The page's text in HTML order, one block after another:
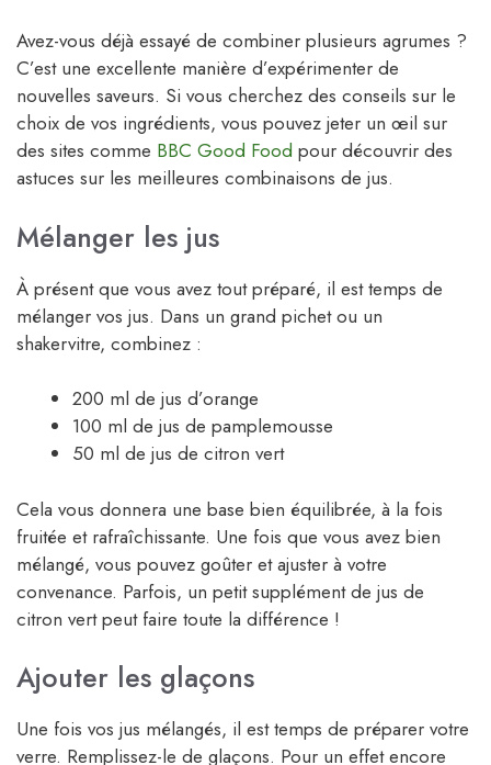
Avez-vous déjà essayé de combiner plusieurs agrumes ?
C’est une excellente manière d’expérimenter de
nouvelles saveurs. Si vous cherchez des conseils sur le
choix de vos ingrédients, vous pouvez jeter un œil sur
des sites comme BBC Good Food pour découvrir des
astuces sur les meilleures combinaisons de jus.
Mélanger les jus
À présent que vous avez tout préparé, il est temps de
mélanger vos jus. Dans un grand pichet ou un
shakervitre, combinez :
200 ml de jus d’orange
100 ml de jus de pamplemousse
50 ml de jus de citron vert
Cela vous donnera une base bien équilibrée, à la fois
fruitée et rafraîchissante. Une fois que vous avez bien
mélangé, vous pouvez goûter et ajuster à votre
convenance. Parfois, un petit supplément de jus de
citron vert peut faire toute la différence !
Ajouter les glaçons
Une fois vos jus mélangés, il est temps de préparer votre
verre. Remplissez-le de glaçons. Pour un effet encore